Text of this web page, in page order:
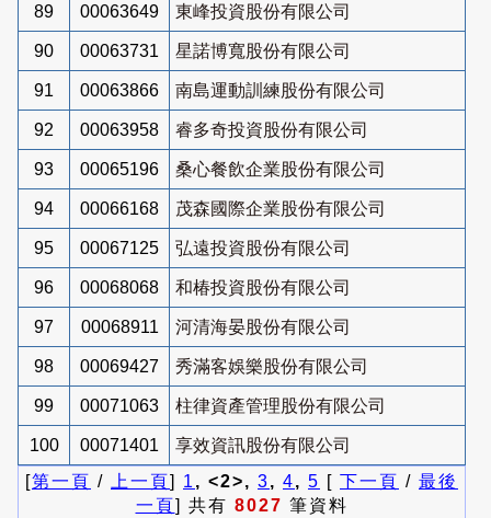
89 00063649 東峰投資股份有限公司
90 00063731 星諾博寬股份有限公司
91 00063866 南島運動訓練股份有限公司
92 00063958 睿多奇投資股份有限公司
93 00065196 桑心餐飲企業股份有限公司
94 00066168 茂森國際企業股份有限公司
95 00067125 弘遠投資股份有限公司
96 00068068 和椿投資股份有限公司
97 00068911 河清海晏股份有限公司
98 00069427 秀滿客娛樂股份有限公司
99 00071063 柱律資產管理股份有限公司
100 00071401
享效資訊股份有限公司
[第一頁 / 上一頁] 1 , <2>, 3, 4, 5 [ 下一頁 / 最後
一頁] 共有 8027 筆資料